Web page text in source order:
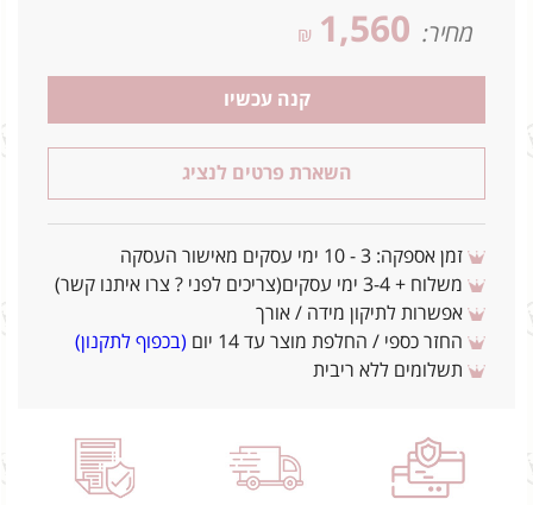
מחיר: 1,560
₪
קנה עכשיו
השארת פרטים לנציג
זמן אספקה: 3 - 10 ימי עסקים מאישור העסקה
משלוח + 3-4 ימי עסקים(צריכים לפני ? צרו איתנו קשר)
אפשרות לתיקון מידה / אורך
החזר כספי / החלפת מוצר עד 14 יום
(בכפוף לתקנון)
תשלומים ללא ריבית